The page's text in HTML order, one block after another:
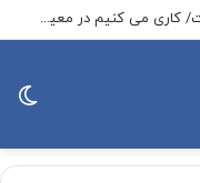
پزشکیان: باید افراد کارآمدتر را به کار گرفت/ کاری می کنیم در معیشت مردم مشکلی پیش نیاید